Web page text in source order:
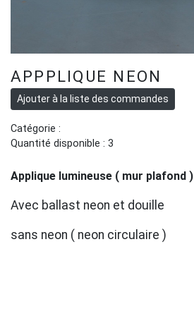
APPPLIQUE NEON
Catégorie :
Quantité disponible : 3
Applique lumineuse ( mur plafond )
Avec ballast neon et douille
sans neon ( neon circulaire )